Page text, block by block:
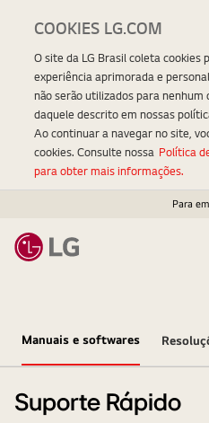
Para
Manuais e softwares
Suporte Rápido
COOKIES LG.COM
O site da LG Brasil coleta cookies
experiência aprimorada e
não serão utilizados para
daquele descrito em nossas
Ao continuar a navegar no site,
cookies. Consulte nossa Política
para obter mais informações.